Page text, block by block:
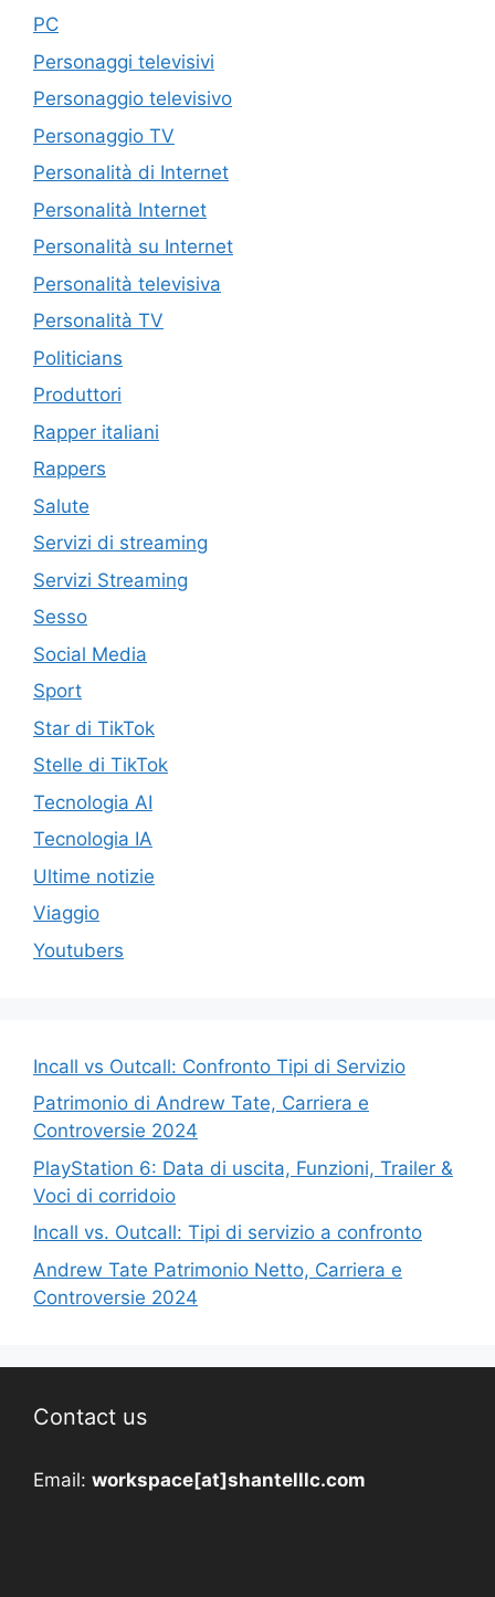
PC
Personaggi televisivi
Personaggio televisivo
Personaggio TV
Personalità di Internet
Personalità Internet
Personalità su Internet
Personalità televisiva
Personalità TV
Politicians
Produttori
Rapper italiani
Rappers
Salute
Servizi di streaming
Servizi Streaming
Sesso
Social Media
Sport
Star di TikTok
Stelle di TikTok
Tecnologia AI
Tecnologia IA
Ultime notizie
Viaggio
Youtubers
Incall vs Outcall: Confronto Tipi di Servizio
Patrimonio di Andrew Tate, Carriera e
Controversie 2024
PlayStation 6: Data di uscita, Funzioni, Trailer &
Voci di corridoio
Incall vs. Outcall: Tipi di servizio a confronto
Andrew Tate Patrimonio Netto, Carriera e
Controversie 2024
Contact us
Email: workspace[at]shantelllc.com